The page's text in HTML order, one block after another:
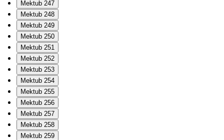
Mektub 247
Mektub 248
Mektub 249
Mektub 250
Mektub 251
Mektub 252
Mektub 253
Mektub 254
Mektub 255
Mektub 256
Mektub 257
Mektub 258
Mektub 259